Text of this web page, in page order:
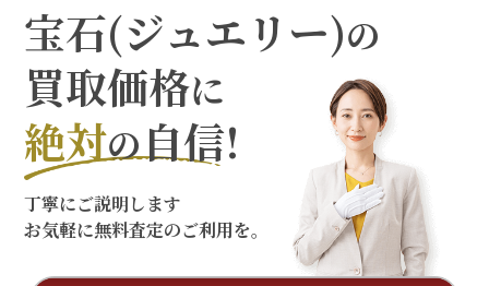
宝石(ジュエリー)の
買取価格に
絶対の自信!
丁寧にご説明します
お気軽に無料査定のご利用を。